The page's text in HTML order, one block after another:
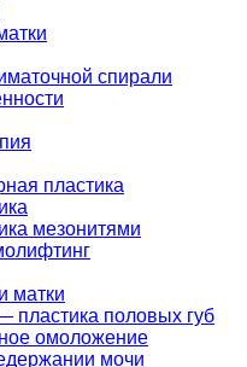
спирали
пластика
мезонитями
матки
пластика половых губ
омоложение
мочи